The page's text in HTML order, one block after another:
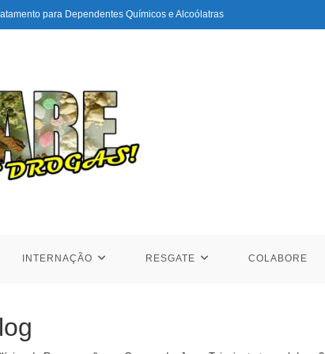
para Dependentes Químicos e Alcoólatras
INTERNAÇÃO RESGATE COLABORE